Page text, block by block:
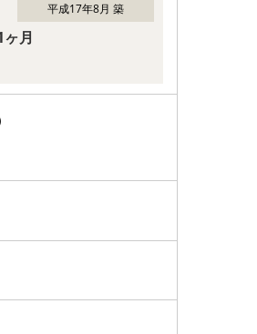
平成17年8月 築
ヶ月